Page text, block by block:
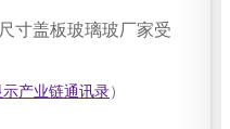
产业链通讯录）